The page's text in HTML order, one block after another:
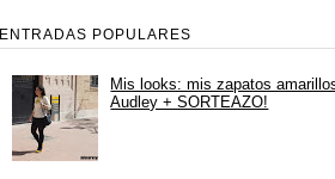
ENTRADAS POPULARES
Mis looks: mis zapatos
Audley + SORTEAZO!